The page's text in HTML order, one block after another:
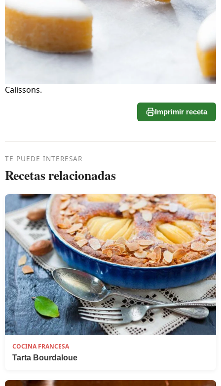
Calissons.
Imprimir receta
TE PUEDE INTERESAR
Recetas relacionadas
COCINA FRANCESA
Tarta Bourdaloue